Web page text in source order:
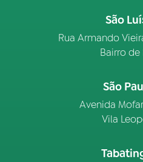
São
Rua Armando
Bairro de
São
Avenida
Vila